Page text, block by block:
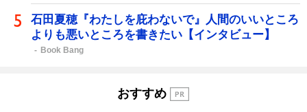
石田夏穂『わたしを庇わないで』人間のいいところ
よりも悪いところを書きたい【インタビュー】
Book Bang
おすすめ